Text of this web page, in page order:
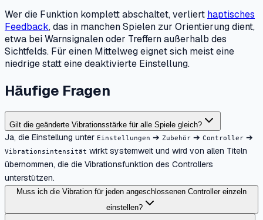
Wer die Funktion komplett abschaltet, verliert haptisches
Feedback, das in manchen Spielen zur Orientierung dient,
etwa bei Warnsignalen oder Treffern außerhalb des
Sichtfelds. Für einen Mittelweg eignet sich meist eine
niedrige statt eine deaktivierte Einstellung.
Häufige Fragen
Gilt die geänderte Vibrationsstärke für alle Spiele gleich?
Ja, die Einstellung unter Einstellungen ➔ Zubehör ➔ Controller ➔
Vibrationsintensität wirkt systemweit und wird von allen Titeln
übernommen, die die Vibrationsfunktion des Controllers
unterstützen.
Muss ich die Vibration für jeden angeschlossenen Controller einzeln
einstellen?